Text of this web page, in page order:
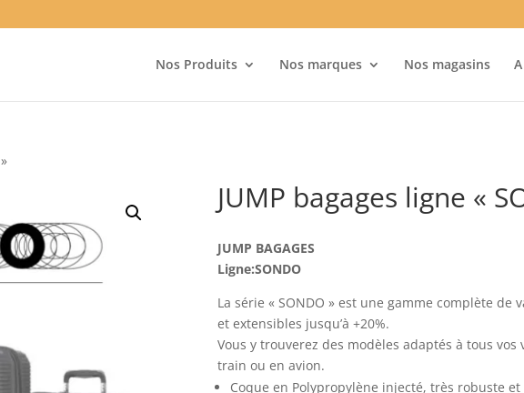
Nos Produits Nos marques Nos magasins
JUMP bagages ligne «
JUMP BAGAGES
Ligne:SONDO
La série « SONDO » est une gamme complète de
et extensibles jusqu’à +20%.
Vous y trouverez des modèles adaptés à tous vos
train ou en avion.
Coque en Polypropylène injecté, très robuste et